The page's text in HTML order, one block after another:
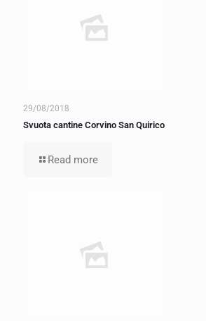
29/08/2018
Svuota cantine Corvino San Quirico
Read more